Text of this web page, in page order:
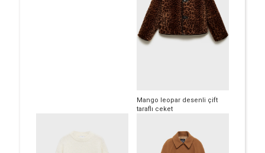
Mango leopar desenli çift
taraflı ceket